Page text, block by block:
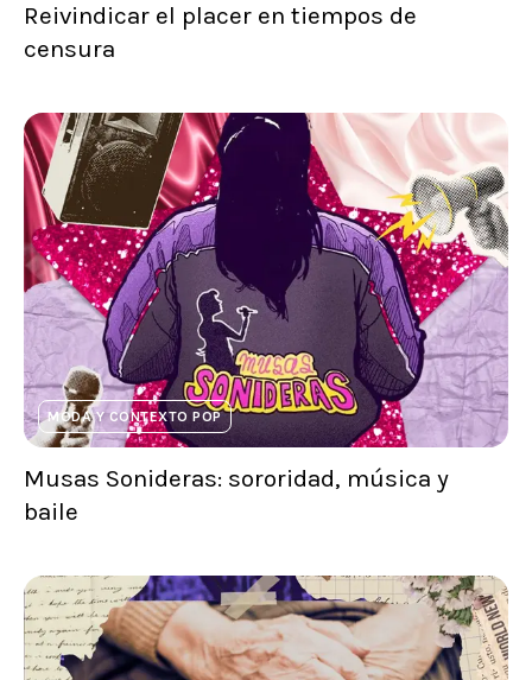
Reivindicar el placer en tiempos de
censura
MODA Y CONTEXTO POP
Musas Sonideras: sororidad, música y
baile